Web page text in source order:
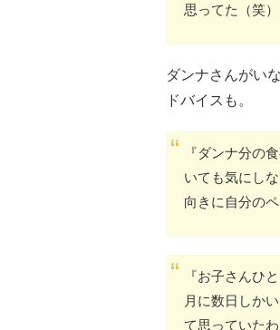
思ってた（笑）
ダンナさんがい
ドバイスも。
『ダンナ分の
いても気にし
向きに自分の
『お子さんひ
月に数日しか
て思っていた